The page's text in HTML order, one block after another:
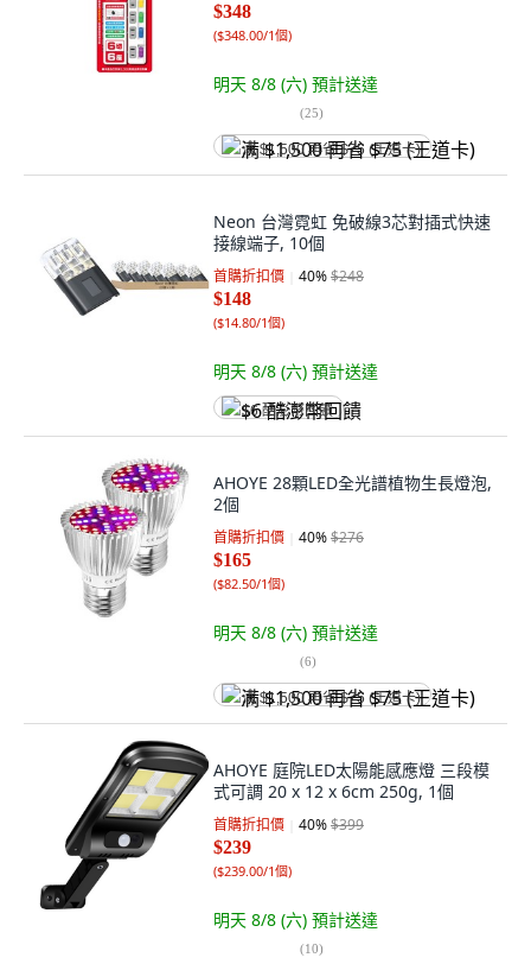
$348
($348.00/1個)
明天 8/8 (六) 預計送達
(25)
满 $1,500 再省 $75 (王道卡)
Neon 台灣霓虹 免破線3芯對插式快速
接線端子, 10個
首購折扣價 40%$248
$148
($14.80/1個)
明天 8/8 (六) 預計送達
$6 酷澎幣回饋
AHOYE 28顆LED全光譜植物生長燈泡,
2個
首購折扣價 40%$276
$165
($82.50/1個)
明天 8/8 (六) 預計送達
(6)
满 $1,500 再省 $75 (王道卡)
AHOYE 庭院LED太陽能感應燈 三段模
式可調 20 x 12 x 6cm 250g, 1個
首購折扣價 40%$399
$239
($239.00/1個)
明天 8/8 (六) 預計送達
(10)